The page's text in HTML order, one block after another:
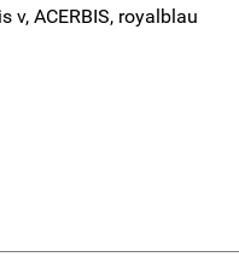
Rucksack Atlantis v, ACERBIS, royalblau